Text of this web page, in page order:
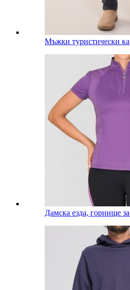
Мъжки туристически
Дамска езда, горнище